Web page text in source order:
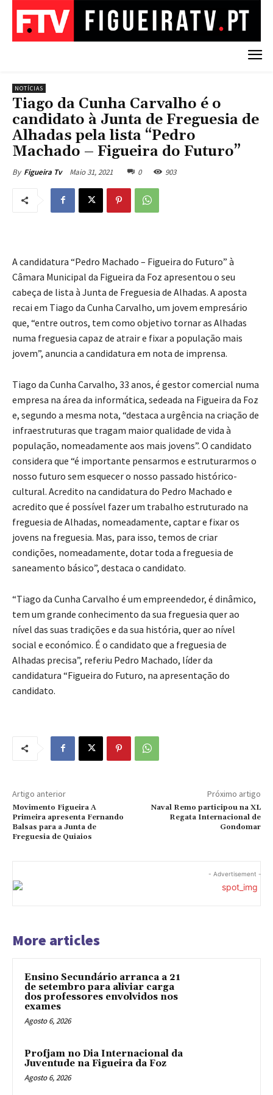
NOTÍCIAS
Tiago da Cunha Carvalho é o
candidato à Junta de Freguesia de
Alhadas pela lista “Pedro
Machado – Figueira do Futuro”
By Figueira Tv Maio 31, 2021 0 903
A candidatura “Pedro Machado – Figueira do Futuro” à
Câmara Municipal da Figueira da Foz apresentou o seu
cabeça de lista à Junta de Freguesia de Alhadas. A aposta
recai em Tiago da Cunha Carvalho, um jovem empresário
que, “entre outros, tem como objetivo tornar as Alhadas
numa freguesia capaz de atrair e fixar a população mais
jovem”, anuncia a candidatura em nota de imprensa.
Tiago da Cunha Carvalho, 33 anos, é gestor comercial numa
empresa na área da informática, sedeada na Figueira da Foz
e, segundo a mesma nota, “destaca a urgência na criação de
infraestruturas que tragam maior qualidade de vida à
população, nomeadamente aos mais jovens”. O candidato
considera que “é importante pensarmos e estruturarmos o
nosso futuro sem esquecer o nosso passado histórico-
cultural. Acredito na candidatura do Pedro Machado e
acredito que é possível fazer um trabalho estruturado na
freguesia de Alhadas, nomeadamente, captar e fixar os
jovens na freguesia. Mas, para isso, temos de criar
condições, nomeadamente, dotar toda a freguesia de
saneamento básico”, destaca o candidato.
“Tiago da Cunha Carvalho é um empreendedor, é dinâmico,
tem um grande conhecimento da sua freguesia quer ao
nível das suas tradições e da sua história, quer ao nível
social e económico. É o candidato que a freguesia de
Alhadas precisa”, referiu Pedro Machado, líder da
candidatura “Figueira do Futuro, na apresentação do
candidato.
Artigo anterior
Movimento Figueira A
Primeira apresenta Fernando
Balsas para a Junta de
Freguesia de Quiaios
Próximo artigo
Naval Remo participou na XL
Regata Internacional de
Gondomar
- Advertisement -
More articles
Ensino Secundário arranca a 21
de setembro para aliviar carga
dos professores envolvidos nos
exames
Agosto 6, 2026
Profjam no Dia Internacional da
Juventude na Figueira da Foz
Agosto 6, 2026